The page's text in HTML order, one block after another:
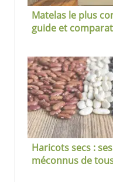
Matelas le plus
guide et
Haricots secs :
méconnus de